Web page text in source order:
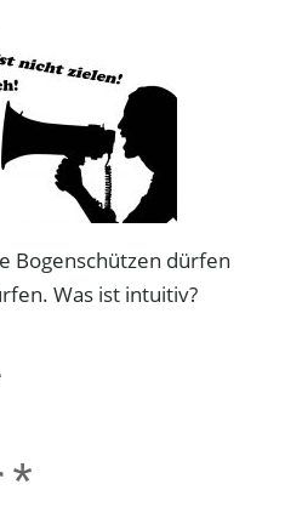
Bogenschützen dürfen
Was ist intuitiv?